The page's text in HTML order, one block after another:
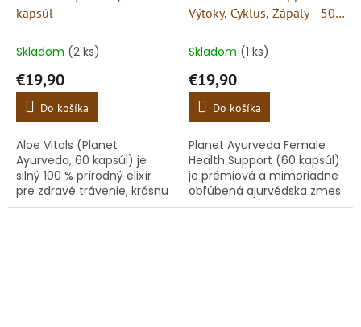
kapsúl
Skladom (2 ks)
€19,90
Do košíka
Aloe Vitals (Planet
Ayurveda, 60 kapsúl) je
silný 100 % prírodný elixír
pre zdravé trávenie, krásnu
pleť a hĺbkovú detoxikáciu.
Výtoky, Cyklus, Zápaly - 500
Skladom (1 ks)
€19,90
Do košíka
Planet Ayurveda Female
Health Support (60 kapsúl)
je prémiová a mimoriadne
obľúbená ajurvédska zmes
navrhnutá pre komplexnú